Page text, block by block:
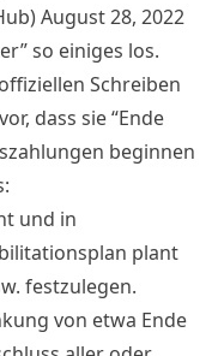
August 28, 2022
so einiges los.
Schreiben
dass sie “Ende
beginnen
und in
plant
festzulegen.
von etwa Ende